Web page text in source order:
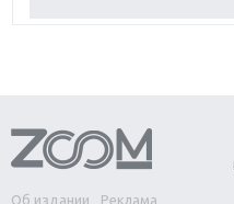
Обзор игры Forza
Об издании Реклама